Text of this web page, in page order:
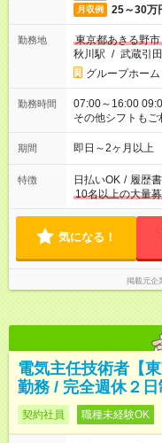
月収例 25～30万
勤務地
東京都あきる野市
秋川駅 / 武蔵引
グループホーム
勤務時間
07:00～16:00 09:00～
その他シフトもご
期間 即日～2ヶ月以上
特徴 日払いOK / 履歴
10名以上の大量
気になる！
掲載元企
電気主任技術者【
勤務 / 完全週休２
契約社員 職種未経験OK